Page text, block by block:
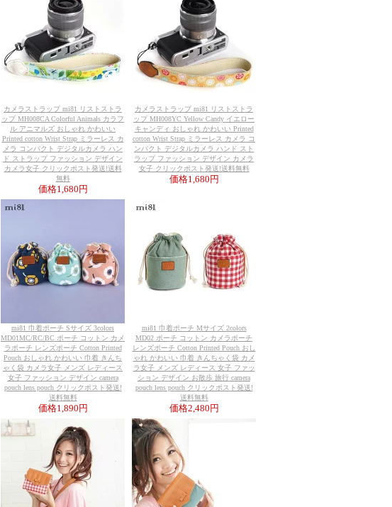
カメラストラップ mi81 リストストラ
ップ MH008CA Colorful Animals カラフ
ル アニマルズ おしゃれ かわいい
Printed cotton Wrist Strap ミラーレス カ
メラ コンパクト デジタルカメラ ハン
ド ストラップ ファッション デザイン
カメラ女子 クリックポスト発送!送料
無料
価格1,680円
カメラストラップ mi81 リストストラ
ップ MH008YC Yellow Candy イエロー
キャンディ おしゃれ かわいい Printed
cotton Wrist Strap ミラーレス カメラ コ
ンパクト デジタルカメラ ハンド スト
ラップ ファッション デザイン カメラ
女子 クリックポスト発送!送料無料
価格1,680円
mi81 巾着ポーチ Sサイズ 3colors
MD01MC/RC/BC ポーチ コットン カメ
ラポーチ レンズポーチ Cotton Printed
Pouch おしゃれ かわいい 巾着 きんち
ゃく袋 カメラ女子 メンズ レディース
女子 ファッション デザイン camera
pouch lens pouch クリックポスト発送!
送料無料
価格1,890円
mi81 巾着ポーチ Mサイズ 2colors
MD02 ポーチ コットン カメラポーチ
レンズポーチ Cotton Printed Pouch おし
ゃれ かわいい 巾着 きんちゃく袋 カメ
ラ女子 メンズ レディース 女子 ファッ
ション デザイン お散歩 旅行 camera
pouch lens pouch クリックポスト発送!
送料無料
価格2,480円